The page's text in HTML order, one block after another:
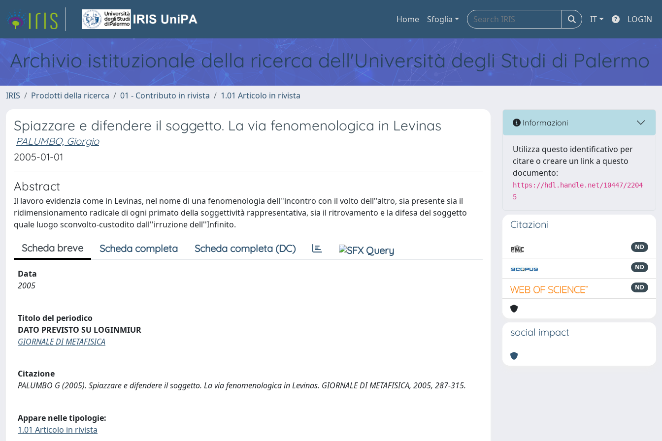
Home Sfoglia IT LOGIN
Archivio istituzionale della ricerca dell'Università degli Studi di Palermo
IRIS Prodotti della ricerca 01 - Contributo in rivista 1.01 Articolo in rivista
Spiazzare e difendere il soggetto. La via fenomenologica in Levinas
PALUMBO, Giorgio
2005-01-01
Abstract
Il lavoro evidenzia come in Levinas, nel nome di una fenomenologia dell''incontro con il volto dell''altro, sia presente sia il
ridimensionamento radicale di ogni primato della soggettività rappresentativa, sia il ritrovamento e la difesa del soggetto
quale luogo sconvolto-custodito dall''irruzione dell''Infinito.
Scheda breve Scheda completa Scheda completa (DC)
Data
2005
Titolo del periodico
DATO PREVISTO SU LOGINMIUR
GIORNALE DI METAFISICA
Citazione
PALUMBO G (2005). Spiazzare e difendere il soggetto. La via fenomenologica in Levinas. GIORNALE DI METAFISICA, 2005, 287-315.
Appare nelle tipologie:
1.01 Articolo in rivista
Informazioni
Utilizza questo identificativo per
citare o creare un link a questo
documento:
https://hdl.handle.net/10447/2204
5
Citazioni
ND
ND
ND
social impact